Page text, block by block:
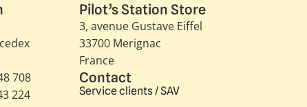
708
224
Pilot’s Station Store
3, avenue Gustave Eiffel​
33700 Merignac
France
Contact
Service clients / SAV